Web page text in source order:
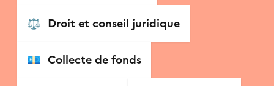
⚖️ Droit et conseil juridique
💶 Collecte de fonds